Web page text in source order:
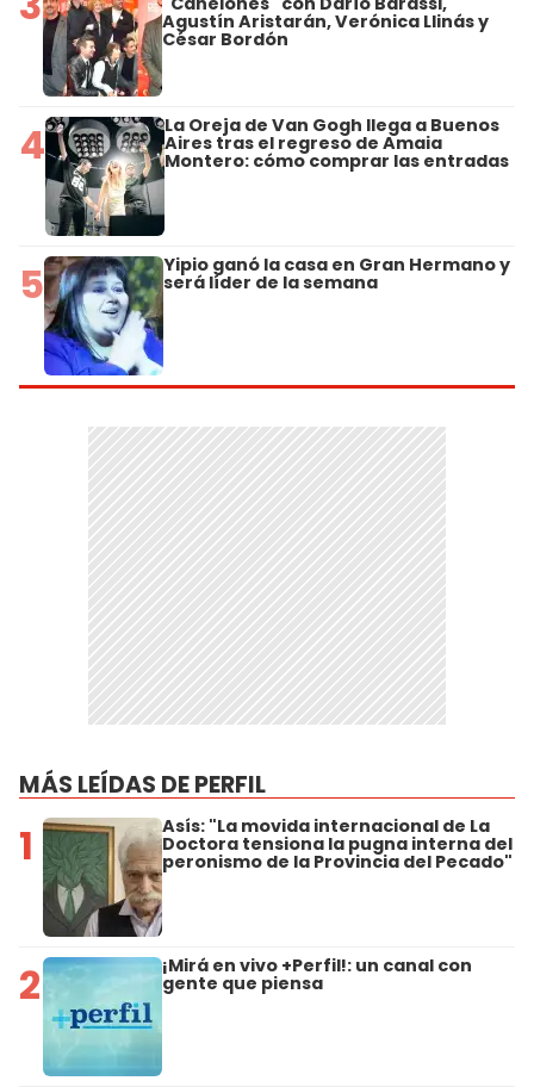
Agustín Aristarán, Verónica Llinás y
César Bordón
4 La Oreja de Van Gogh llega a Buenos
Aires tras el regreso de Amaia
Montero: cómo comprar las entradas
5 Yipio ganó la casa en Gran Hermano y
será líder de la semana
MÁS LEÍDAS DE PERFIL
1 Asís: "La movida internacional de La
Doctora tensiona la pugna interna del
peronismo de la Provincia del Pecado"
2 ¡Mirá en vivo +Perfil!: un canal con
gente que piensa